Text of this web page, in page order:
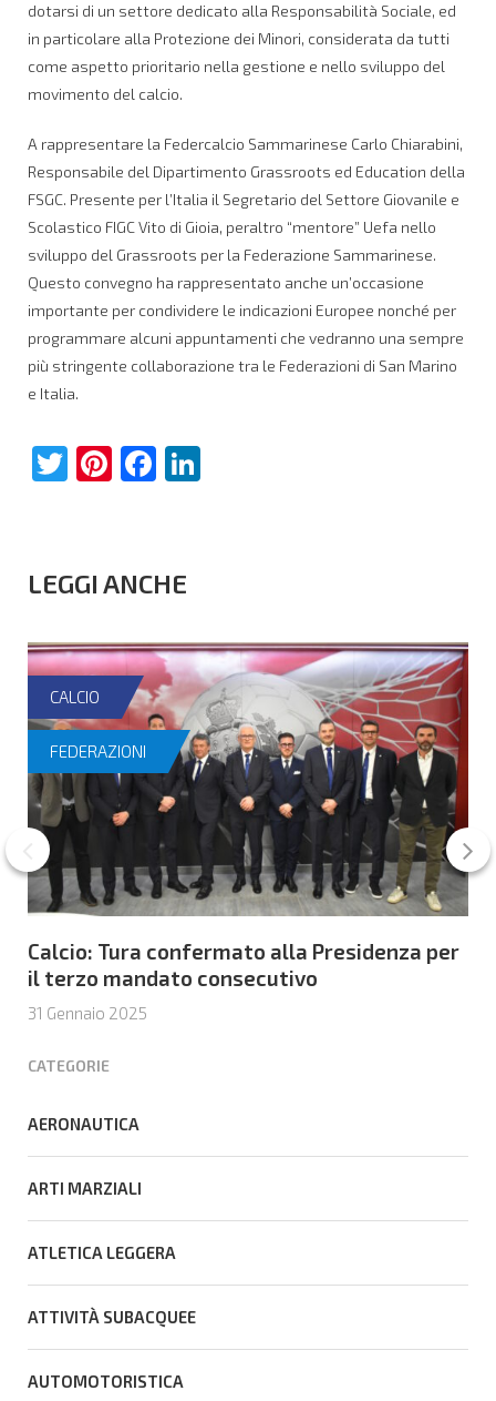
dotarsi di un settore dedicato alla Responsabilità Sociale, ed
in particolare alla Protezione dei Minori, considerata da tutti
come aspetto prioritario nella gestione e nello sviluppo del
movimento del calcio.
A rappresentare la Federcalcio Sammarinese Carlo Chiarabini,
Responsabile del Dipartimento Grassroots ed Education della
FSGC. Presente per l’Italia il Segretario del Settore Giovanile e
Scolastico FIGC Vito di Gioia, peraltro “mentore” Uefa nello
sviluppo del Grassroots per la Federazione Sammarinese.
Questo convegno ha rappresentato anche un’occasione
importante per condividere le indicazioni Europee nonché per
programmare alcuni appuntamenti che vedranno una sempre
più stringente collaborazione tra le Federazioni di San Marino
e Italia.
Twitter
Pinterest
Facebook
LEGGI ANCHE
CALCIO
FEDERAZIONI
Calcio: Tura confermato alla Presidenza per
il terzo mandato consecutivo
31 Gennaio 2025
CATEGORIE
AERONAUTICA
ARTI MARZIALI
ATLETICA LEGGERA
ATTIVITÀ SUBACQUEE
AUTOMOTORISTICA